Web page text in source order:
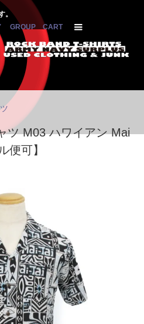
。
GROUP CART
M03 ハワイアン Mai
便可】